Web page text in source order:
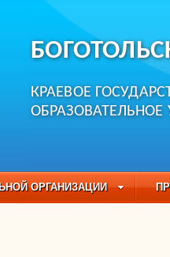
КРАЕВОЕ
ОБРАЗОВАТЕЛЬНОЕ
ОРГАНИЗАЦИИ
НАБОР